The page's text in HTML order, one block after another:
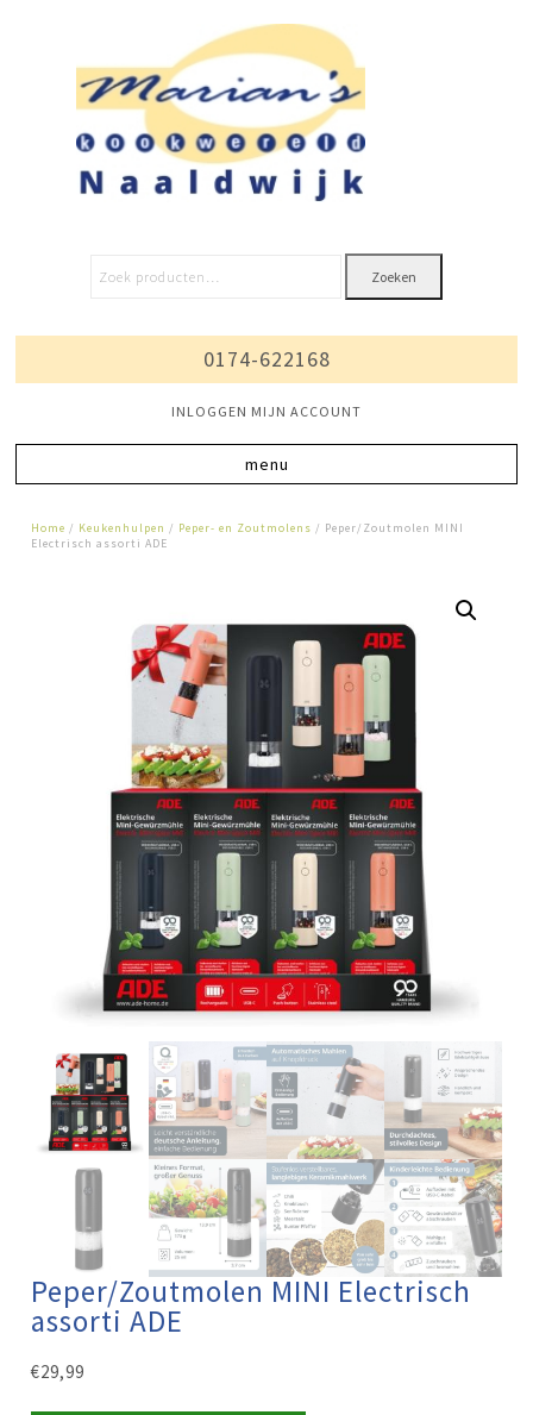
Zoeken
0174-622168
INLOGGEN MIJN ACCOUNT
Home / Keukenhulpen / Peper- en Zoutmolens / Peper/Zoutmolen MINI
Electrisch assorti ADE
Peper/Zoutmolen MINI Electrisch
assorti ADE
€29,99